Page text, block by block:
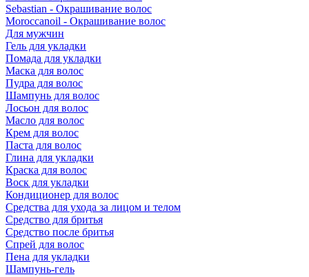
Sebastian - Окрашивание волос
Moroccanoil - Окрашивание волос
Для мужчин
Гель для укладки
Помада для укладки
Маска для волос
Пудра для волос
Шампунь для волос
Лосьон для волос
Масло для волос
Крем для волос
Паста для волос
Глина для укладки
Краска для волос
Воск для укладки
Кондиционер для волос
Средства для ухода за лицом и телом
Средство для бритья
Средство после бритья
Спрей для волос
Пена для укладки
Шампунь-гель